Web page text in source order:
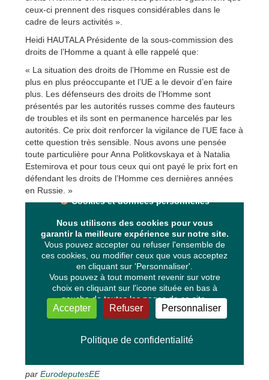
ceux-ci prennent des risques considérables dans le
cadre de leurs activités ».
Heidi HAUTALA Présidente de la sous-commission des
droits de l’Homme a quant à elle rappelé que:
« La situation des droits de l’Homme en Russie est de
plus en plus préoccupante et l’UE a le devoir d’en faire
plus. Les défenseurs des droits de l’Homme sont
présentés par les autorités russes comme des fauteurs
de troubles et ils sont en permanence harcelés par les
autorités. Ce prix doit renforcer la vigilance de l’UE face à
cette question très sensible. Nous avons une pensée
toute particulière pour Anna Politkovskaya et à Natalia
Estemirova et pour tous ceux qui ont payé le prix fort en
défendant les droits de l’Homme ces dernières années
en Russie. »
par EurodeputesEE